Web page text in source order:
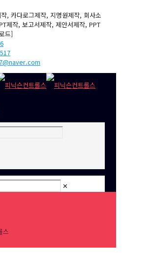
, 카다로그제작, 지명원제작, 회사소
제작, 보고서제작, 제안서제작, PPT
드]
✕
스